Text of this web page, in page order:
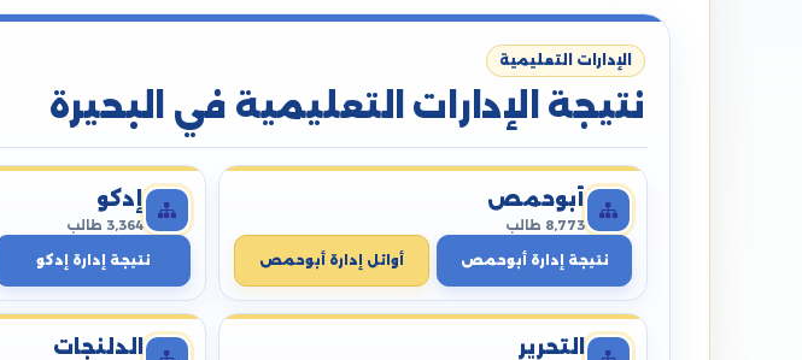
الإدارات التعليمية
نتيجة الإدارات التعليمية في البحيرة
أبوحمص
8,773 طالب
نتيجة إدارة أبوحمص أوائل إدارة أبوحمص
إدكو
3,364 طالب
نتيجة إدارة إدكو
التحرير الدلنجات